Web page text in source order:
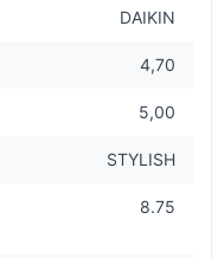
DAIKIN
4,70
5,00
STYLISH
8.75